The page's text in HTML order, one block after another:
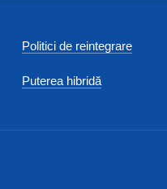
Politici de reintegrare
Puterea hibridă